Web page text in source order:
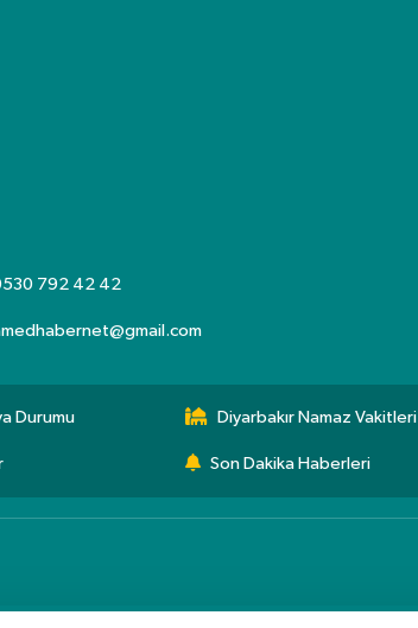
792 42 42
Durumu Diyarbakır Namaz Vakitleri
Son Dakika Haberleri